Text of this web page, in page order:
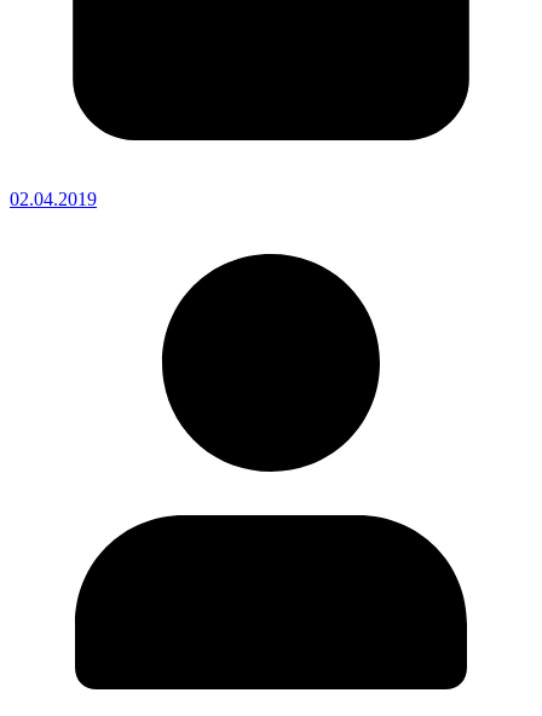
02.04.2019